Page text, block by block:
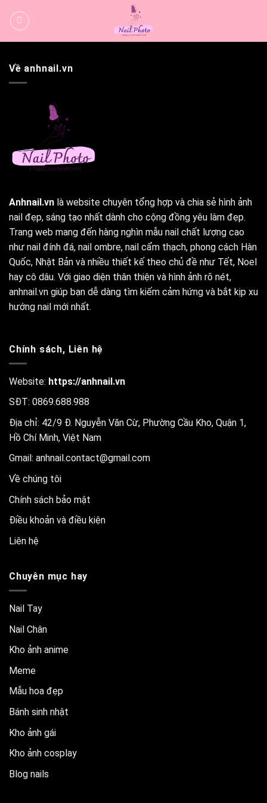
qua
Về anhnail.vn
Anhnail.vn là website chuyên tổng hợp và chia sẻ hình ảnh
nail đẹp, sáng tạo nhất dành cho cộng đồng yêu làm đẹp.
Trang web mang đến hàng nghìn mẫu nail chất lượng cao
như nail đính đá, nail ombre, nail cẩm thạch, phong cách Hàn
Quốc, Nhật Bản và nhiều thiết kế theo chủ đề như Tết, Noel
hay cô dâu. Với giao diện thân thiện và hình ảnh rõ nét,
anhnail.vn giúp bạn dễ dàng tìm kiếm cảm hứng và bắt kịp xu
hướng nail mới nhất.
Chính sách, Liên hệ
Website: https://anhnail.vn
SĐT: 0869.688.988
Địa chỉ: 42/9 Đ. Nguyễn Văn Cừ, Phường Cầu Kho, Quận 1,
Hồ Chí Minh, Việt Nam
Gmail: anhnail.contact@gmail.com
Về chúng tôi
Chính sách bảo mật
Điều khoản và điều kiện
Liên hệ
Chuyên mục hay
Nail Tay
Nail Chân
Kho ảnh anime
Meme
Mẫu hoa đẹp
Bánh sinh nhật
Kho ảnh gái
Kho ảnh cosplay
Blog nails